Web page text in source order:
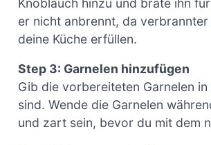
Knoblauch hinzu und brate ihn
er nicht anbrennt, da
deine Küche erfüllen.
Step 3: Garnelen hinzufügen
Gib die vorbereiteten Garnelen
sind. Wende die Garnelen
und zart sein, bevor du mit dem